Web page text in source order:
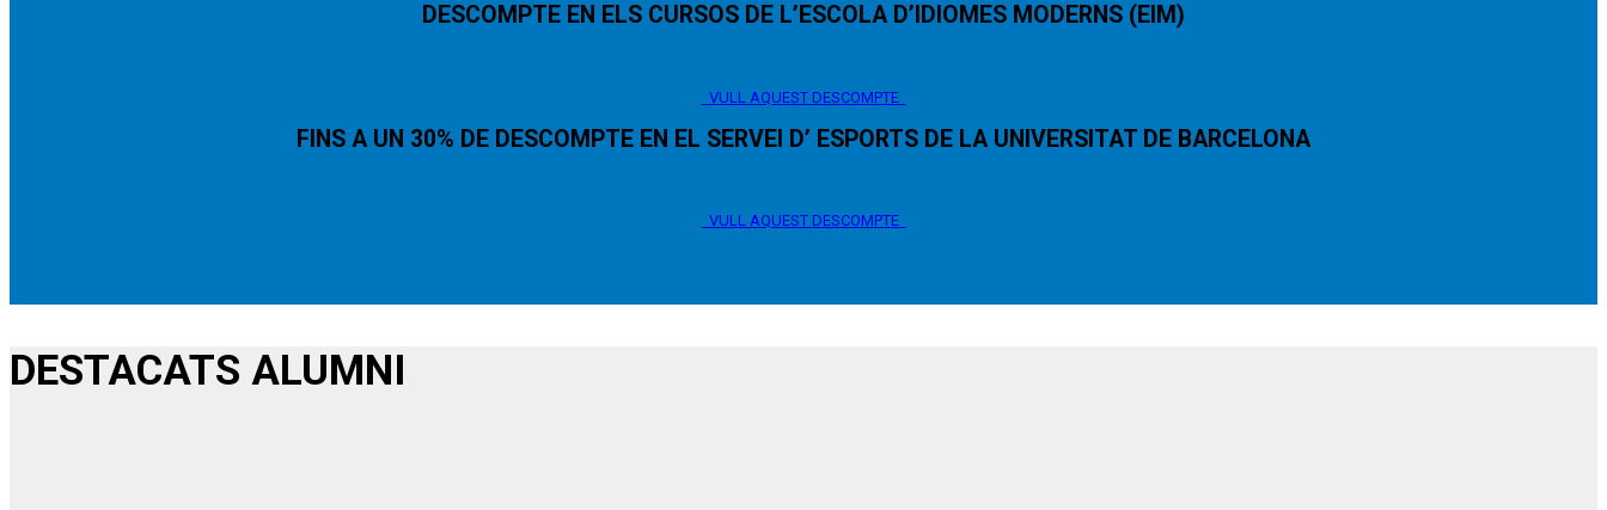
DESCOMPTE EN ELS CURSOS DE L’ESCOLA D’IDIOMES MODERNS (EIM)
VULL AQUEST DESCOMPTE
FINS A UN 30% DE DESCOMPTE EN EL SERVEI D’ ESPORTS DE LA UNIVERSITAT DE BARCELONA
VULL AQUEST DESCOMPTE
DESTACATS ALUMNI